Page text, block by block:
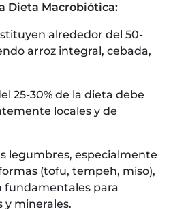
Dieta Macrobiótica:
alrededor del 50-
arroz integral, cebada,
25-30% de la dieta debe
locales y de
legumbres, especialmente
(tofu, tempeh, miso),
fundamentales para
minerales.